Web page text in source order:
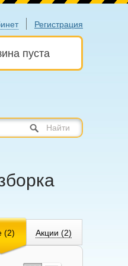
Регистрация
пуста
Найти
(2) Акции (2)